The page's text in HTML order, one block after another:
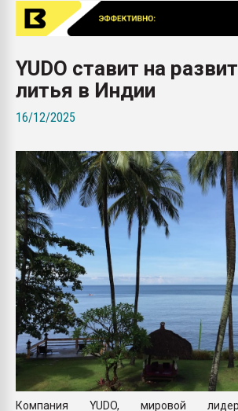
YUDO ставит на
литья в Индии
16/12/2025
Компания YUDO, мировой